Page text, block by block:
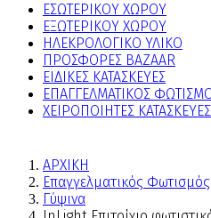
ΕΣΩΤΕΡΙΚΟΥ ΧΩΡΟΥ
ΕΞΩΤΕΡΙΚΟΥ ΧΩΡΟΥ
ΗΛΕΚΡΟΛΟΓΙΚΟ ΥΛΙΚΟ
ΠΡΟΣΦΟΡΕΣ BAZAAR
ΕΙΔΙΚΕΣ ΚΑΤΑΣΚΕΥΕΣ
ΕΠΑΓΓΕΛΜΑΤΙΚΟΣ
ΧΕΙΡΟΠΟΙΗΤΕΣ ΚΑΤΑΣΚΕΥΕΣ
ΑΡΧΙΚΗ
Επαγγελματικός Φωτισμός
Γύψινα